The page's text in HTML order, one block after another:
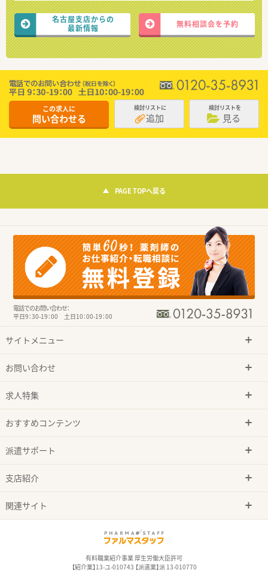
名古屋支店からの
最新情報
無料相談会を予約
この求人に
問い合わせる
検討リストに
追加
検討リストを
見る
PAGE TOPへ戻る
電話でのお問い合わせ：
平日9：30-19：00 土日10：00-19：00
サイトメニュー
お問い合わせ
求人特集
おすすめコンテンツ
派遣サポート
支店紹介
関連サイト
有料職業紹介事業 厚生労働大臣許可
【紹介業】13-ユ-010743 【派遣業】派 13-010770